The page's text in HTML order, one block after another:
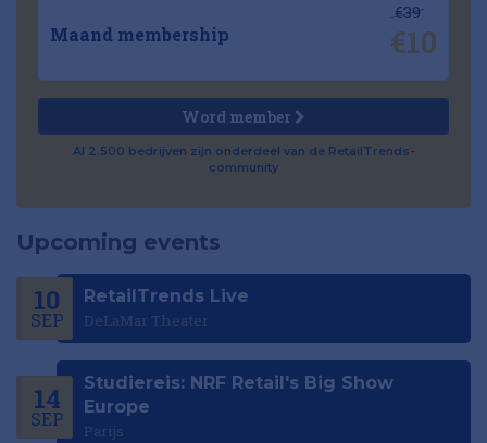
Maand membership
€39
€10
Word member
Al 2.500 bedrijven zijn onderdeel van de RetailTrends-
community
Upcoming events
10
SEP
RetailTrends Live
DeLaMar Theater
14
SEP
Studiereis: NRF Retail's Big Show
Europe
Parijs